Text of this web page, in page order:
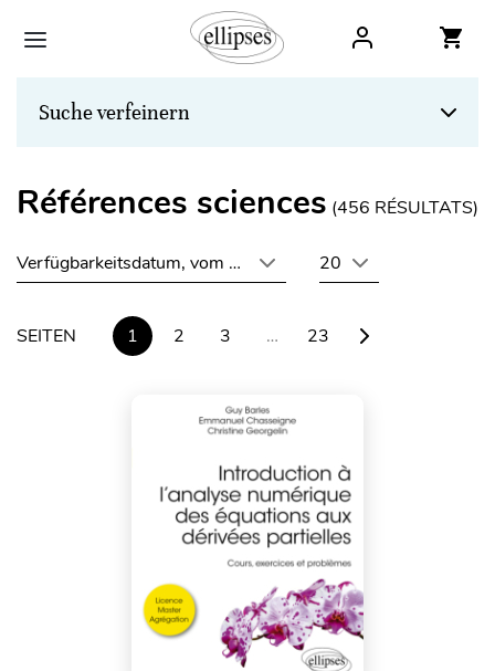
Suche verfeinern
Références sciences (456 RÉSULTATS)
Verfügbarkeitsdatum, vom neuesten zum ältesten
20
SEITEN 1 2 3 … 23